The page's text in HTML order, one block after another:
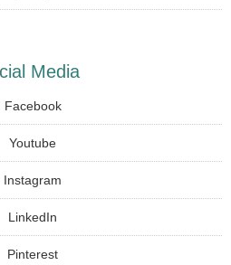
Media
Facebook
Youtube
Instagram
LinkedIn
Pinterest